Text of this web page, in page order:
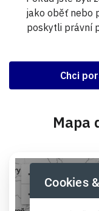
jako oběť nebo
poskytli právní
Chci
Mapa